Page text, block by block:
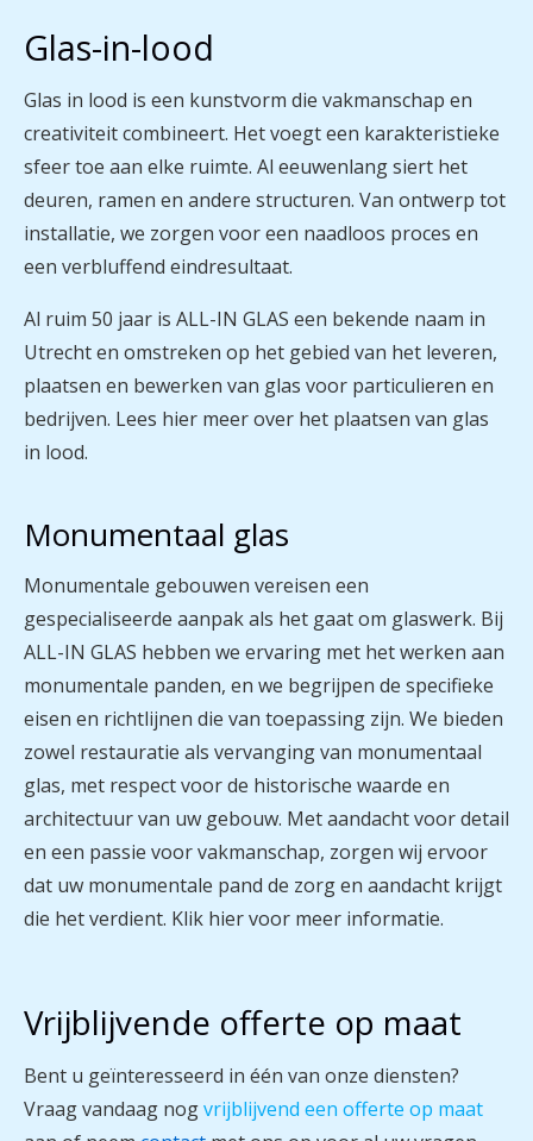
Glas-in-lood
Glas in lood is een kunstvorm die vakmanschap en
creativiteit combineert. Het voegt een karakteristieke
sfeer toe aan elke ruimte. Al eeuwenlang siert het
deuren, ramen en andere structuren. Van ontwerp tot
installatie, we zorgen voor een naadloos proces en
een verbluffend eindresultaat.
Al ruim 50 jaar is ALL-IN GLAS een bekende naam in
Utrecht en omstreken op het gebied van het leveren,
plaatsen en bewerken van glas voor particulieren en
bedrijven. Lees hier meer over het plaatsen van glas
in lood.
Monumentaal glas
Monumentale gebouwen vereisen een
gespecialiseerde aanpak als het gaat om glaswerk. Bij
ALL-IN GLAS hebben we ervaring met het werken aan
monumentale panden, en we begrijpen de specifieke
eisen en richtlijnen die van toepassing zijn. We bieden
zowel restauratie als vervanging van monumentaal
glas, met respect voor de historische waarde en
architectuur van uw gebouw. Met aandacht voor detail
en een passie voor vakmanschap, zorgen wij ervoor
dat uw monumentale pand de zorg en aandacht krijgt
die het verdient. Klik hier voor meer informatie.
Vrijblijvende offerte op maat
Bent u geïnteresseerd in één van onze diensten?
Vraag vandaag nogvrijblijvend een offerte op maat